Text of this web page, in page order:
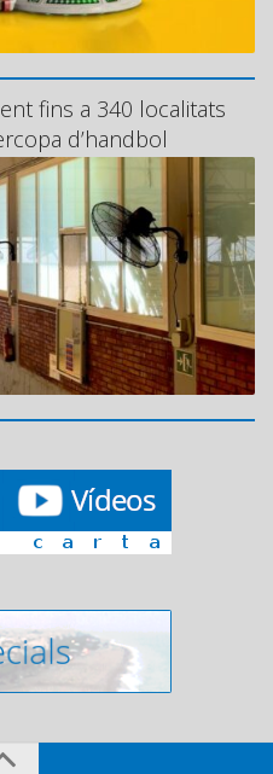
fins a 340 localitats
d’handbol